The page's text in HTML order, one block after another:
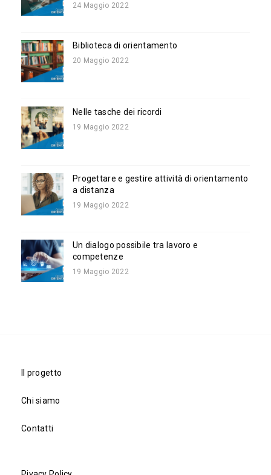
24 Maggio 2022
Biblioteca di orientamento
20 Maggio 2022
Nelle tasche dei ricordi
19 Maggio 2022
Progettare e gestire attività di orientamento
a distanza
19 Maggio 2022
Un dialogo possibile tra lavoro e
competenze
19 Maggio 2022
Il progetto
Chi siamo
Contatti